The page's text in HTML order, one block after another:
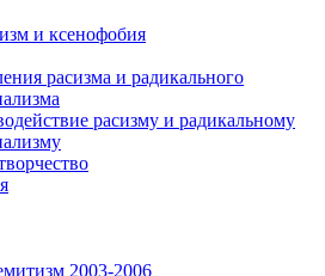
и ксенофобия
расизма и радикального
расизму и радикальному
2003-2006